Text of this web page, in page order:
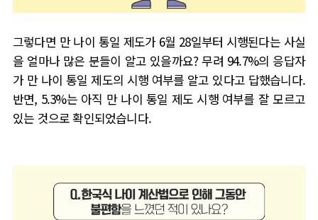
그렇다면 만 나이 통일 제도가 6월 28일부터 시행된다는 사실
을 얼마나 많은 분들이 알고 있을까요?무려 94.7%의 응답자
가 만 나이 통일 제도의 시행 여부를 알고 있다고 답했습니다.
반면, 5.3%는 아직 만 나이 통일 제도 시행 여부를 잘 모르고
있는 것으로 확인되었습니다.